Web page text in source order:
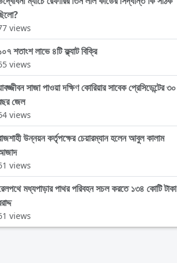
views
শতাংশ লাভে ৪টি ফ্ল্যাট বিক্রি
views
সাজা পাওয়া দক্ষিণ কোরিয়ার সাবেক প্রেসিডেন্টের ৩০
জেল
views
উন্নয়ন কর্তৃপক্ষের চেয়ারম্যান হলেন আবুল কালাম
views
মধ্যপাড়ার পাথর পরিবহন সচল করতে ১৩৪ কোটি টাকা
views